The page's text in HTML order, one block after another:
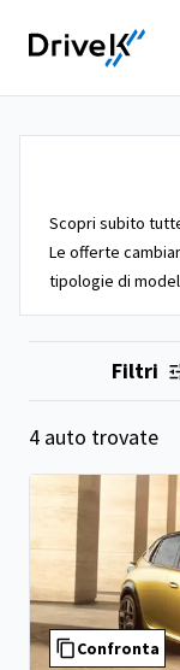
Scopri subito
Le offerte
tipologie di
Filtri
4 auto trovate
Confronta